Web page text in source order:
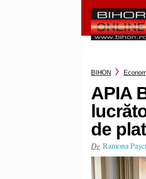
BIHON
APIA
de
De Ramona